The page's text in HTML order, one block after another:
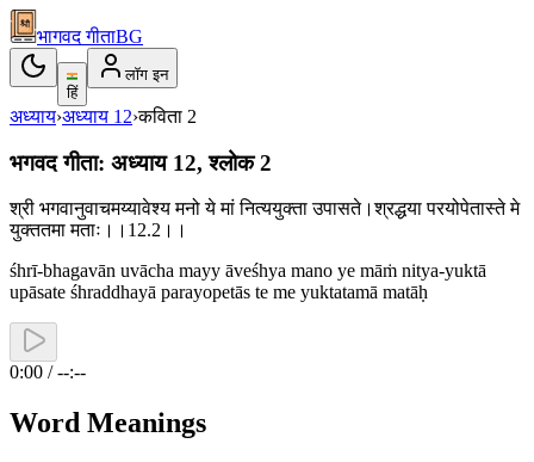
भागवद गीताBG
हिं
लॉग इन
अध्याय›अध्याय 12›कविता 2
भगवद गीता: अध्याय 12, श्लोक 2
श्री भगवानुवाचमय्यावेश्य मनो ये मां नित्ययुक्ता उपासते।श्रद्धया परयोपेतास्ते मे
युक्ततमा मताः।।12.2।।
śhrī-bhagavān uvācha mayy āveśhya mano ye māṁ nitya-yuktā
upāsate śhraddhayā parayopetās te me yuktatamā matāḥ
0:00 / --:--
Word Meanings